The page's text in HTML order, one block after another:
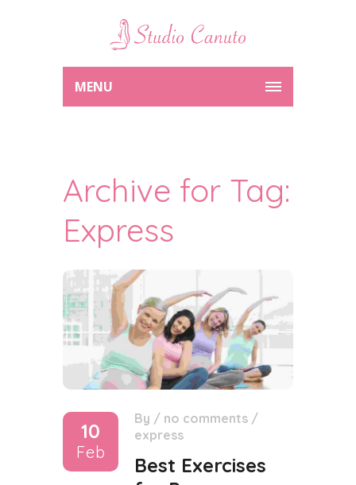
MENU
Archive for Tag:
Express
10
Feb
By / no comments /
express
Best Exercises